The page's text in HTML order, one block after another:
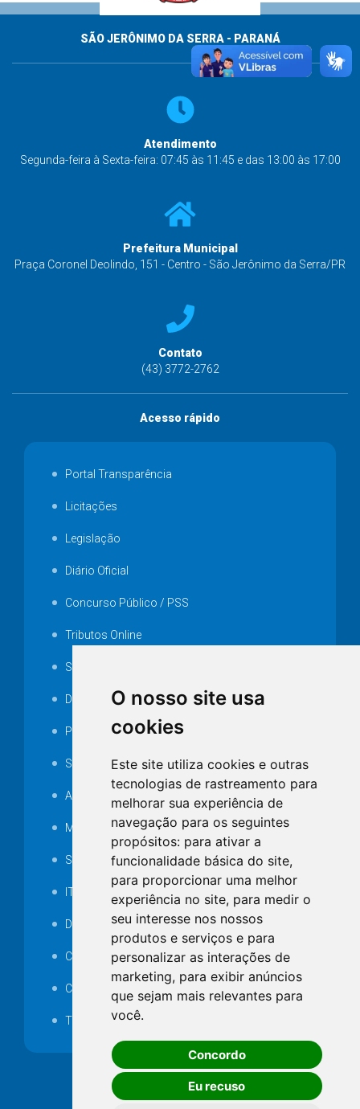
O nosso site usa
cookies
Este site utiliza cookies e outras
tecnologias de rastreamento para
melhorar sua experiência de
navegação para os seguintes
propósitos: para ativar a
funcionalidade básica do site,
para proporcionar uma melhor
experiência no site, para medir o
seu interesse nos nossos
produtos e serviços e para
personalizar as interações de
marketing, para exibir anúncios
que sejam mais relevantes para
você.
Concordo
Eu recuso
SÃO JERÔNIMO DA SERRA - PARANÁ
Atendimento
Segunda-feira à Sexta-feira: 07:45 às 11:45 e das 13:00 às 17:00
Prefeitura Municipal
Praça Coronel Deolindo, 151 - Centro - São Jerônimo da Serra/PR
Contato
(43) 3772-2762
Acesso rápido
Portal Transparência
Licitações
Legislação
Diário Oficial
Concurso Público / PSS
Tributos Online
Serviços ISS-E
Decretos
Portarias
SAMAE
Audiência pública
MANUTENÇÃO DE ILUMINAÇÃO PÚBLICA
Serviços Técnicos TI
ITR
Desapropriações
Catalogo Eletrônico de Padronização
Consórcios Municipais
Telefones Úteis